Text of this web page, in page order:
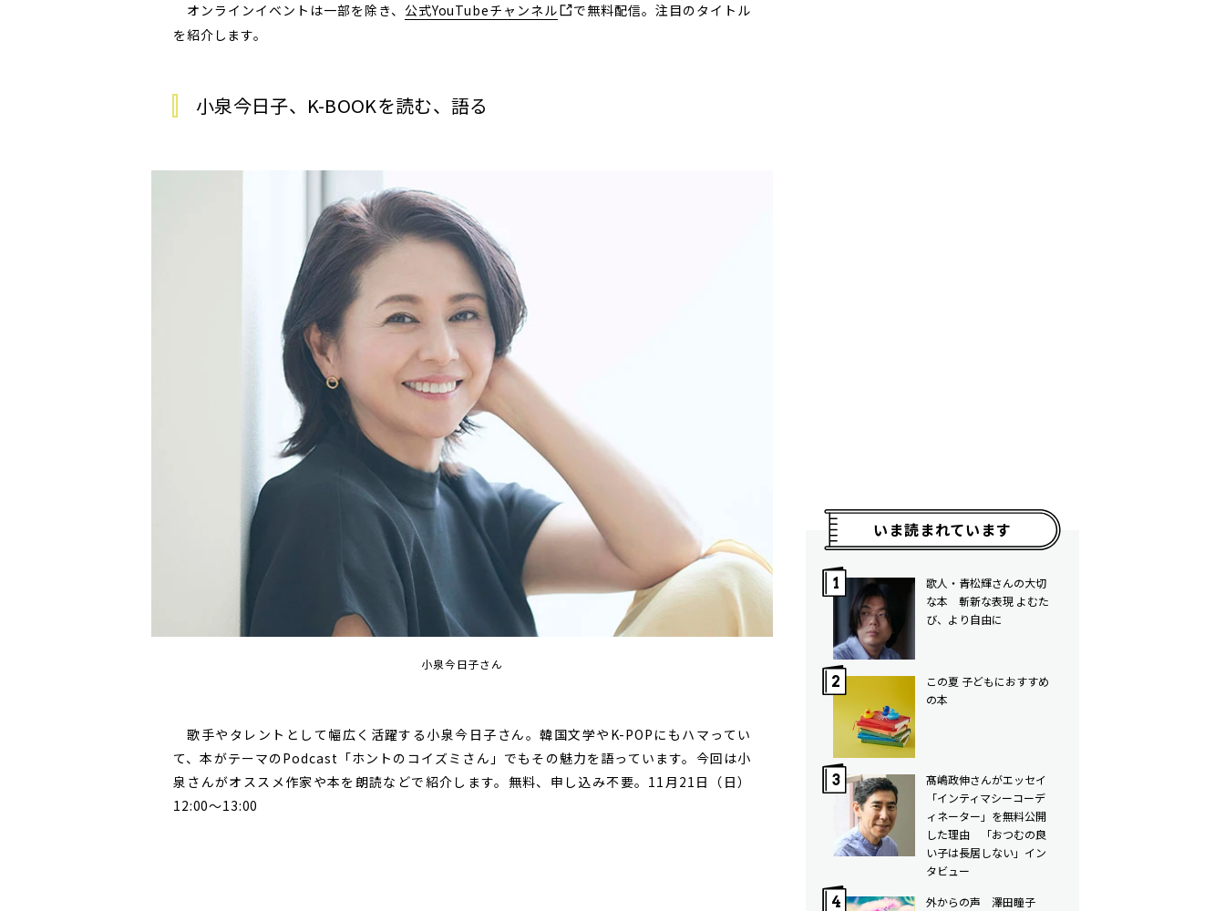
オンラインイベントは一部を除き、 公式YouTubeチャンネル
で無料配信。注目のタイトル
を紹介します。
小泉今日子、K-BOOKを読む、語る
小泉今日子さん
歌手やタレントとして幅広く活躍する小泉今日子さん。韓国文学やK-POPにもハマってい
て、本がテーマのPodcast「ホントのコイズミさん」でもその魅力を語っています。今回は小
泉さんがオススメ作家や本を朗読などで紹介します。無料、申し込み不要。11月21日（日）
12:00～13:00
いま読まれています
歌人・青松輝さんの大切
な本 斬新な表現 よむた
び、より自由に
この夏 子どもにおすすめ
の本
髙嶋政伸さんがエッセイ
「インティマシーコーデ
ィネーター」を無料公開
した理由 「おつむの良
い子は長居しない」イン
タビュー
外からの声 澤田瞳子